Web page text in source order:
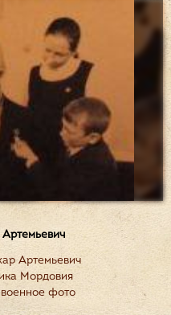
Артемьевич
Мордовия
фото